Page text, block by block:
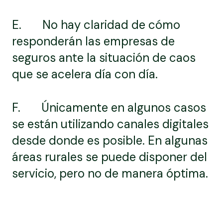
E. No hay claridad de cómo
responderán las empresas de
seguros ante la situación de caos
que se acelera día con día.
F. Únicamente en algunos casos
se están utilizando canales digitales
desde donde es posible. En algunas
áreas rurales se puede disponer del
servicio, pero no de manera óptima.